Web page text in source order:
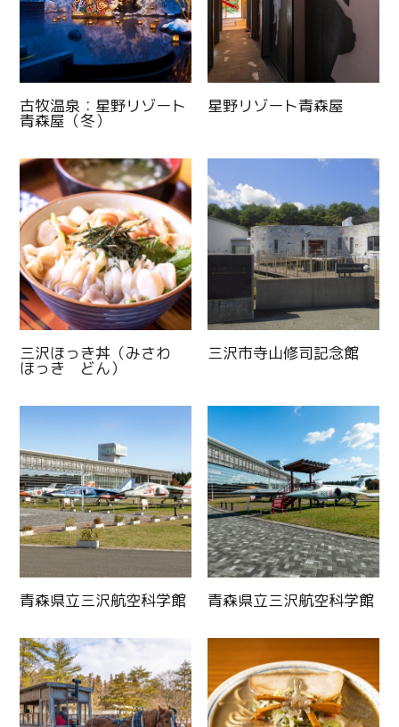
古牧温泉：星野リゾート
青森屋（冬）
星野リゾート青森屋
三沢ほっき丼（みさわ
ほっき どん）
三沢市寺山修司記念館
青森県立三沢航空科学館 青森県立三沢航空科学館